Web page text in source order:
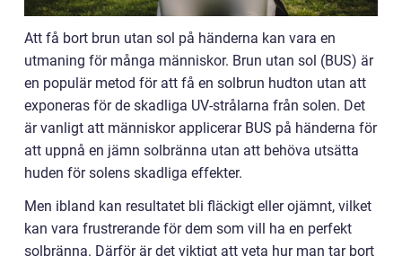
Att få bort brun utan sol på händerna kan vara en
utmaning för många människor. Brun utan sol (BUS) är
en populär metod för att få en solbrun hudton utan att
exponeras för de skadliga UV-strålarna från solen. Det
är vanligt att människor applicerar BUS på händerna för
att uppnå en jämn solbränna utan att behöva utsätta
huden för solens skadliga effekter.
Men ibland kan resultatet bli fläckigt eller ojämnt, vilket
kan vara frustrerande för dem som vill ha en perfekt
solbränna. Därför är det viktigt att veta hur man tar bort